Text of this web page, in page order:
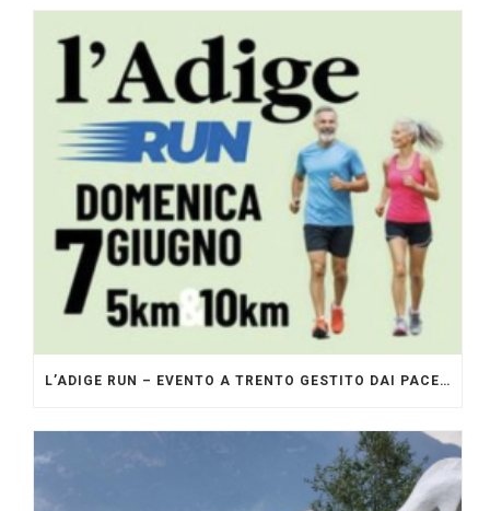
L’ADIGE RUN – EVENTO A TRENTO GESTITO DAI PACERS GLI ORIGINALI